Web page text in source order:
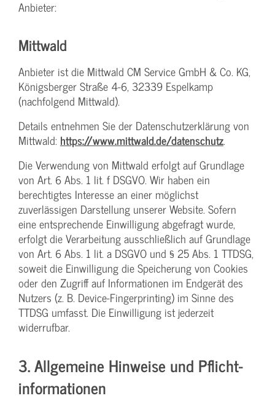
Anbieter:
Mittwald
Anbieter ist die Mittwald CM Service GmbH & Co. KG,
Königsberger Straße 4-6, 32339 Espelkamp
(nachfolgend Mittwald).
Details entnehmen Sie der Datenschutzerklärung von
Mittwald: https://www.mittwald.de/datenschutz.
Die Verwendung von Mittwald erfolgt auf Grundlage
von Art. 6 Abs. 1 lit. f DSGVO. Wir haben ein
berechtigtes Interesse an einer möglichst
zuverlässigen Darstellung unserer Website. Sofern
eine entsprechende Einwilligung abgefragt wurde,
erfolgt die Verarbeitung ausschließlich auf Grundlage
von Art. 6 Abs. 1 lit. a DSGVO und § 25 Abs. 1 TTDSG,
soweit die Einwilligung die Speicherung von Cookies
oder den Zugriff auf Informationen im Endgerät des
Nutzers (z. B. Device-Fingerprinting) im Sinne des
TTDSG umfasst. Die Einwilligung ist jederzeit
widerrufbar.
3. Allgemeine Hinweise und Pflicht­
informationen